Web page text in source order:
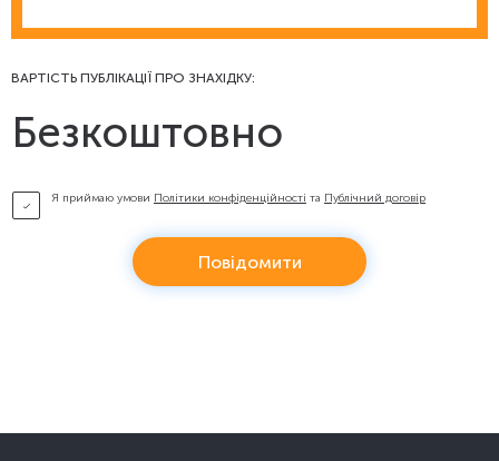
ВАРТІСТЬ ПУБЛІКАЦІЇ ПРО ЗНАХІДКУ:
Безкоштовно
Я приймаю умови Політики конфіденційності та Публічний договір
Повідомити